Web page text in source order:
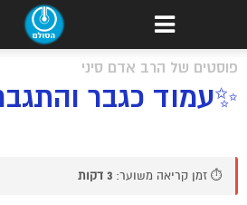
פוסטים של הרב אדם סיני
✨עמוד כגבר
⏱️ זמן קריאה משוער: 3 דקות